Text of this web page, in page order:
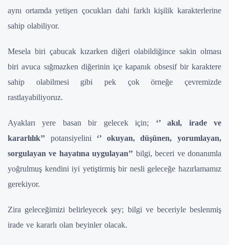
aynı ortamda yetişen çocukları dahi farklı kişilik karakterlerine
sahip olabiliyor.
Mesela biri çabucak kızarken diğeri olabildiğince sakin olması
biri avuca sığmazken diğerinin içe kapanık obsesif bir karaktere
sahip olabilmesi gibi pek çok örneğe çevremizde
rastlayabiliyoruz.
Ayakları yere basan bir gelecek için; ‘’ akıl, irade ve
kararlılık’’ potansiyelini ‘’ okuyan, düşünen, yorumlayan,
sorgulayan ve hayatına uygulayan’’ bilgi, beceri ve donanımla
yoğrulmuş kendini iyi yetiştirmiş bir nesli geleceğe hazırlamamız
gerekiyor.
Zira geleceğimizi belirleyecek şey; bilgi ve beceriyle beslenmiş
irade ve kararlı olan beyinler olacak.